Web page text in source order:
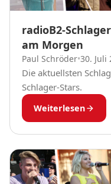
radioB2-
am Morgen
Paul Schröder•30. Juli
Die aktuellsten
Schlager-Stars.
Weiterlesen